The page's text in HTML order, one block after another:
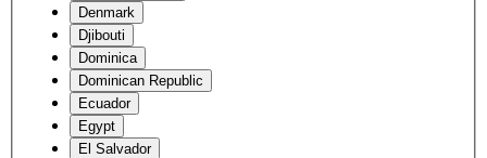
Denmark
Djibouti
Dominica
Dominican Republic
Ecuador
Egypt
El Salvador